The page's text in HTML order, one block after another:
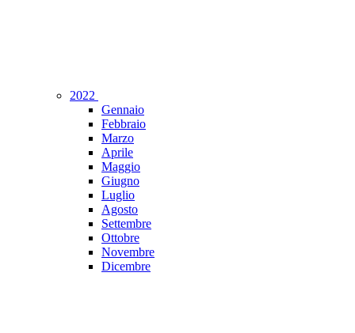
2022
Gennaio
Febbraio
Marzo
Aprile
Maggio
Giugno
Luglio
Agosto
Settembre
Ottobre
Novembre
Dicembre